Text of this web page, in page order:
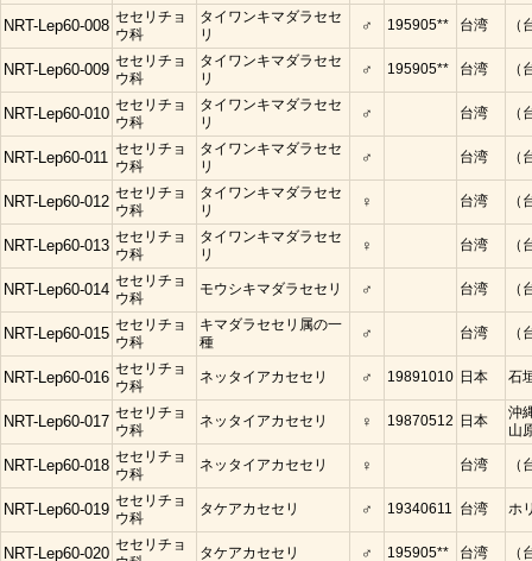
NRT-Lep60-008 セセリチョ
ウ科
タイワンキマダラセセ
リ
♂ 195905** 台湾 （
NRT-Lep60-009 セセリチョ
ウ科
タイワンキマダラセセ
リ
♂ 195905** 台湾 （
NRT-Lep60-010 セセリチョ
ウ科
タイワンキマダラセセ
リ
♂ 台湾 （
NRT-Lep60-011 セセリチョ
ウ科
タイワンキマダラセセ
リ
♂ 台湾 （
NRT-Lep60-012 セセリチョ
ウ科
タイワンキマダラセセ
リ
♀ 台湾 （
NRT-Lep60-013 セセリチョ
ウ科
タイワンキマダラセセ
リ
♀ 台湾 （
NRT-Lep60-014 セセリチョ
ウ科
モウシキマダラセセリ ♂ 台湾 （
NRT-Lep60-015 セセリチョ
ウ科
キマダラセセリ属の一
種
♂ 台湾 （
NRT-Lep60-016 セセリチョ
ウ科
ネッタイアカセセリ ♂ 19891010 日本 石
NRT-Lep60-017 セセリチョ
ウ科
ネッタイアカセセリ ♀ 19870512 日本
沖
山
NRT-Lep60-018 セセリチョ
ウ科
ネッタイアカセセリ ♀ 台湾 （
NRT-Lep60-019 セセリチョ
ウ科
タケアカセセリ ♂ 19340611 台湾 ホ
NRT-Lep60-020 セセリチョ
タケアカセセリ ♂ 195905** 台湾 （